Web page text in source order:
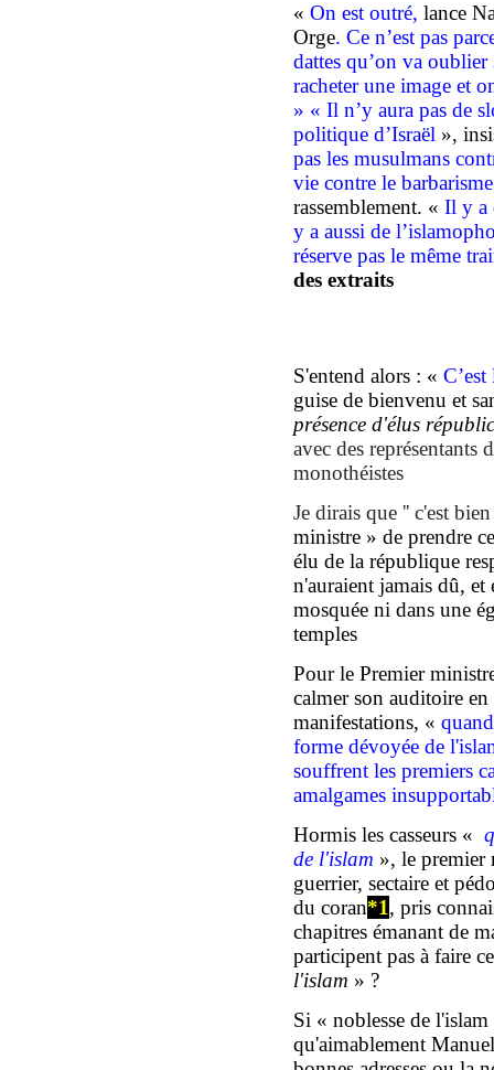
« On est outré, lance
Orge. Ce n’est pas
dattes qu’on va
racheter une image et
» « Il n’y aura pas de
politique d’Israël »,
pas les musulmans
vie contre le barbarisme
rassemblement. « Il y a
y a aussi de
réserve pas le même
des extraits
S'entend alors : «
guise de bienvenu et
présence d'élus
avec des représentants
monothéistes
Je dirais que '' c'est
ministre » de prendre
élu de la république
n'auraient jamais dû, et
mosquée ni dans une
temples
Pour le Premier
calmer son auditoire en
manifestations, «
forme dévoyée de
souffrent les premiers
amalgames
Hormis les casseurs «
de l'islam », le premier
guerrier, sectaire et
du coran*1, pris
chapitres émanant de
participent pas à faire
l'islam » ?
Si « noblesse de
qu'aimablement